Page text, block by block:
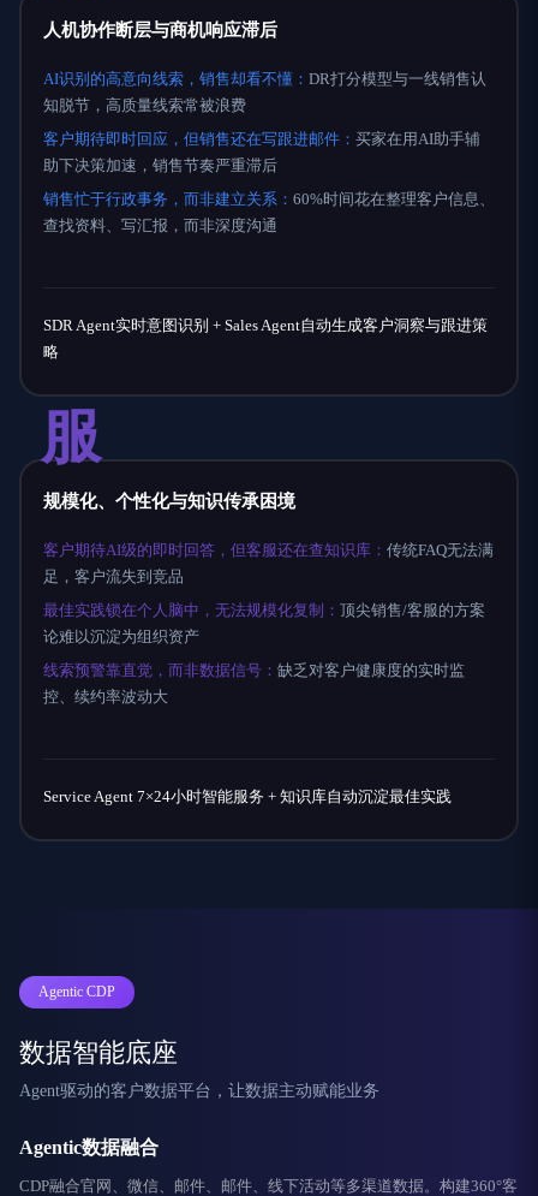
人机协作断层与商机响应滞后
AI识别的高意向线索，销售却看不懂： DR打分模型与一线销售认
知脱节，高质量线索常被浪费
客户期待即时回应，但销售还在写跟进邮件： 买家在用AI助手辅
助下决策加速，销售节奏严重滞后
销售忙于行政事务，而非建立关系： 60%时间花在整理客户信息、
查找资料、写汇报，而非深度沟通
SDR Agent实时意图识别 + Sales Agent自动生成客户洞察与跟进策
略
服
规模化、个性化与知识传承困境
客户期待AI级的即时回答，但客服还在查知识库： 传统FAQ无法满
足，客户流失到竞品
最佳实践锁在个人脑中，无法规模化复制： 顶尖销售/客服的方案
论难以沉淀为组织资产
线索预警靠直觉，而非数据信号： 缺乏对客户健康度的实时监
控、续约率波动大
Service Agent 7×24小时智能服务 + 知识库自动沉淀最佳实践
Agentic CDP
数据智能底座
Agent驱动的客户数据平台，让数据主动赋能业务
Agentic数据融合
CDP融合官网、微信、邮件、邮件、线下活动等多渠道数据。构建360°客